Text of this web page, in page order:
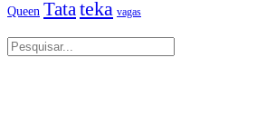
Queen Tatateka vagas